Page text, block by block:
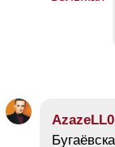
AzazeLL0